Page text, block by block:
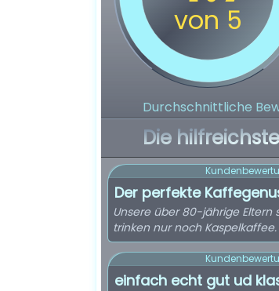
Durchschnittliche
Die
Der perfekte
Unsere über 80-jährige Eltern
trinken nur noch Kaspelkaffee.
einfach echt gut ud